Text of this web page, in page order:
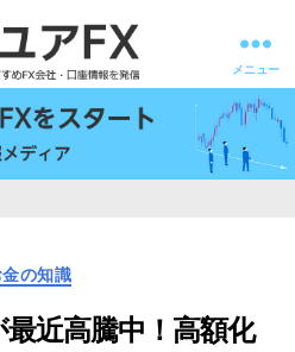
ユ
ア
FX
メニュー
カ
テ
ゴ
リ
金の知識
近高騰中！高額化